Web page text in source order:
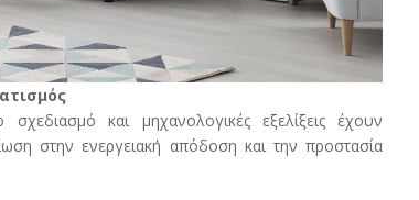
σχεδιασμό και μηχανολογικές εξελίξεις έχουν
στην ενεργειακή απόδοση και την προστασία